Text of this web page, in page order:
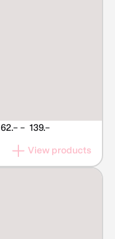
62.– – 139.–Price
NOK 62.–
View products